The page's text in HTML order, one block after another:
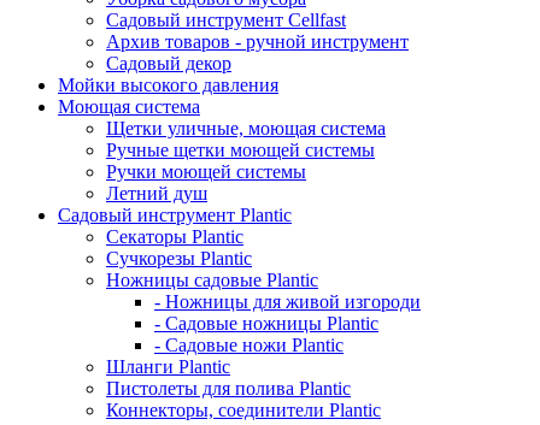
Садовый инструмент Cellfast
Архив товаров - ручной инструмент
Садовый декор
Мойки высокого давления
Моющая система
Щетки уличные, моющая система
Ручные щетки моющей системы
Ручки моющей системы
Летний душ
Садовый инструмент Plantic
Секаторы Plantic
Сучкорезы Plantic
Ножницы садовые Plantic
- Ножницы для живой изгороди
- Садовые ножницы Plantic
- Садовые ножи Plantic
Шланги Plantic
Пистолеты для полива Plantic
Коннекторы, соединители Plantic